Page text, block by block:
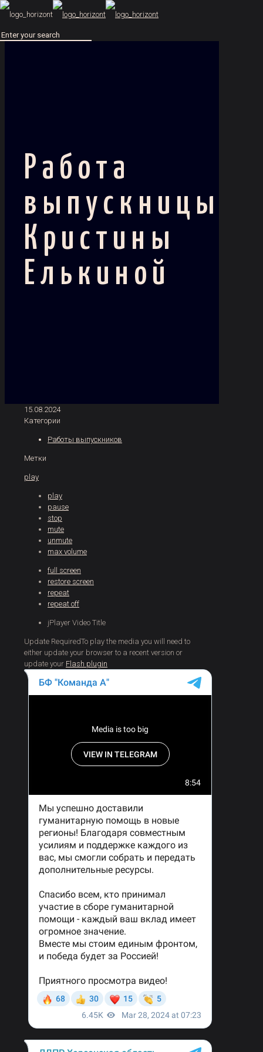
Работа
выпускницы
Кристины
Елькиной
15.08.2024
Категории
Работы выпускников
Метки
play
play
pause
stop
mute
unmute
max volume
full screen
restore screen
repeat
repeat off
jPlayer Video Title
Update RequiredTo play the media you will need to
either update your browser to a recent version or
update your Flash plugin